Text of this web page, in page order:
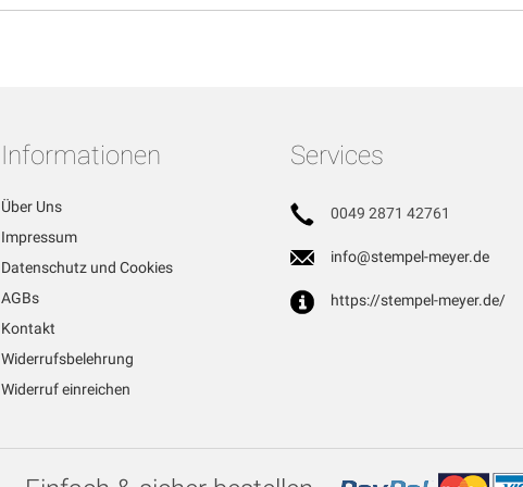
Informationen
Über Uns
Impressum
Datenschutz und Cookies
AGBs
Kontakt
Widerrufsbelehrung
Widerruf einreichen
Services
0049 2871 42761
info@stempel-meyer.de
https://stempel-meyer.de/